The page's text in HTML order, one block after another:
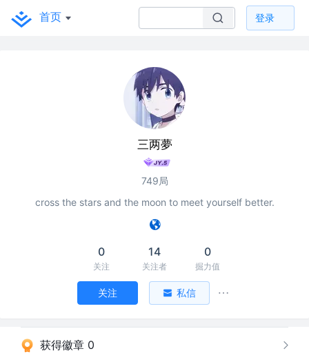
首页 登录
三两夢
749局
cross the stars and the moon to meet yourself better.
0
关注
14
关注者
0
掘力值
关注 私信
获得徽章 0